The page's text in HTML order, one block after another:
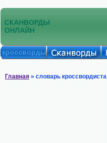
СКАНВОРДЫ
ОНЛАЙН
кроссворды
Главная » словарь кроссвордиста